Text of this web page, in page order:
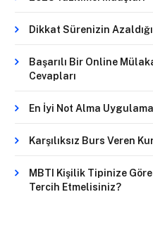
Dikkat Sürenizin
Başarılı Bir Online
Cevapları
En İyi Not Alma
Karşılıksız Burs Veren
MBTI Kişilik Tipinize
Tercih Etmelisiniz?